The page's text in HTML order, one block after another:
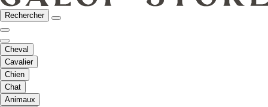
Rechercher
Cheval
Cavalier
Chien
Chat
Animaux